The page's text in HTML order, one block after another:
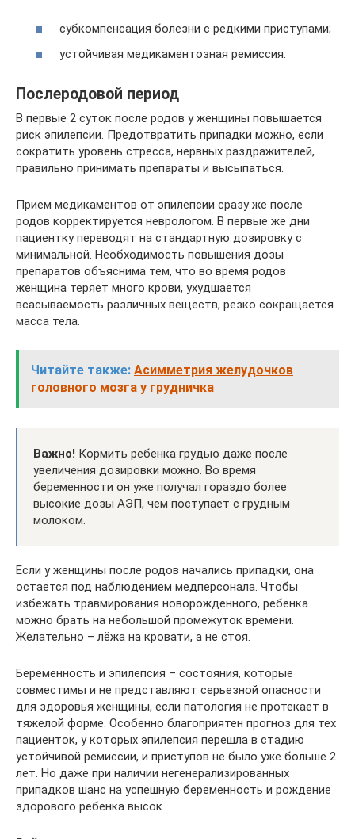
субкомпенсация болезни с редкими приступами;
устойчивая медикаментозная ремиссия.
Послеродовой период
В первые 2 суток после родов у женщины повышается
риск эпилепсии. Предотвратить припадки можно, если
сократить уровень стресса, нервных раздражителей,
правильно принимать препараты и высыпаться.
Прием медикаментов от эпилепсии сразу же после
родов корректируется неврологом. В первые же дни
пациентку переводят на стандартную дозировку с
минимальной. Необходимость повышения дозы
препаратов объяснима тем, что во время родов
женщина теряет много крови, ухудшается
всасываемость различных веществ, резко сокращается
масса тела.
Читайте также: Асимметрия желудочков
головного мозга у грудничка
Важно! Кормить ребенка грудью даже после
увеличения дозировки можно. Во время
беременности он уже получал гораздо более
высокие дозы АЭП, чем поступает с грудным
молоком.
Если у женщины после родов начались припадки, она
остается под наблюдением медперсонала. Чтобы
избежать травмирования новорожденного, ребенка
можно брать на небольшой промежуток времени.
Желательно – лёжа на кровати, а не стоя.
Беременность и эпилепсия – состояния, которые
совместимы и не представляют серьезной опасности
для здоровья женщины, если патология не протекает в
тяжелой форме. Особенно благоприятен прогноз для тех
пациенток, у которых эпилепсия перешла в стадию
устойчивой ремиссии, и приступов не было уже больше 2
лет. Но даже при наличии негенерализированных
припадков шанс на успешную беременность и рождение
здорового ребенка высок.